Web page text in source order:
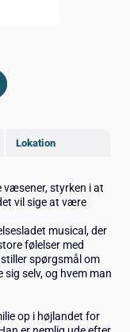
Lokation
styrken i at
vil sige at være
musical, der
følelser med
spørgsmål om
selv, og hvem man
op i højlandet for